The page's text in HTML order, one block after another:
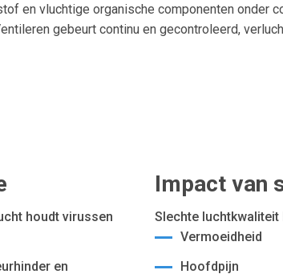
en vluchtige organische componenten onder
gebeurt continu en gecontroleerd,
houdt virussen
en
Impact van
Slechte
Vermoeidheid
Hoofdpijn